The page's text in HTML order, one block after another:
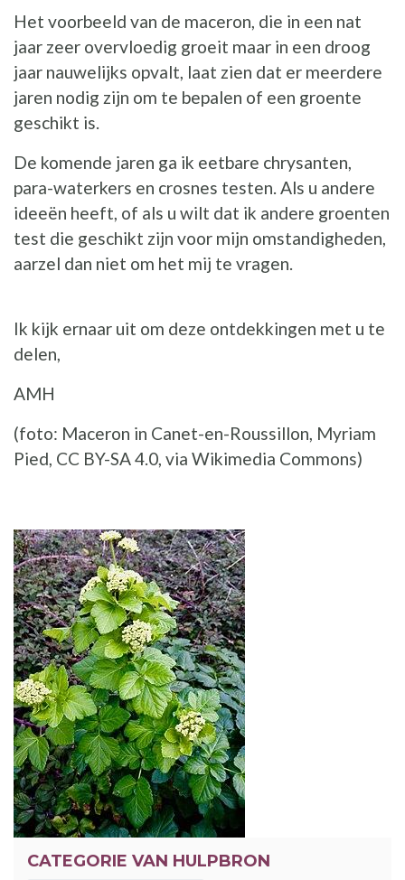
Het voorbeeld van de maceron, die in een nat
jaar zeer overvloedig groeit maar in een droog
jaar nauwelijks opvalt, laat zien dat er meerdere
jaren nodig zijn om te bepalen of een groente
geschikt is.
De komende jaren ga ik eetbare chrysanten,
para-waterkers en crosnes testen. Als u andere
ideeën heeft, of als u wilt dat ik andere groenten
test die geschikt zijn voor mijn omstandigheden,
aarzel dan niet om het mij te vragen.
Ik kijk ernaar uit om deze ontdekkingen met u te
delen,
AMH
(foto: Maceron in Canet-en-Roussillon, Myriam
Pied, CC BY-SA 4.0, via Wikimedia Commons)
CATEGORIE VAN HULPBRON